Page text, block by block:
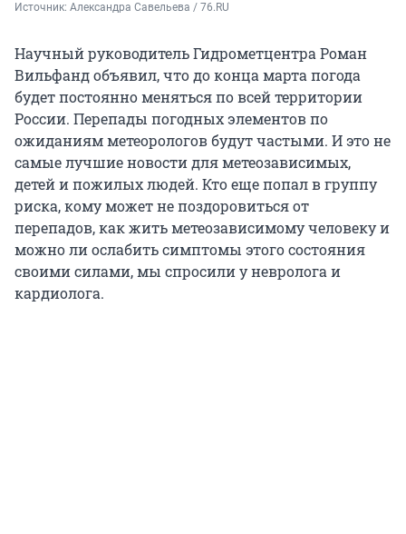
Источник: Александра Савельева / 76.RU
Научный руководитель Гидрометцентра Роман
Вильфанд объявил, что до конца марта погода
будет постоянно меняться по всей территории
России. Перепады погодных элементов по
ожиданиям метеорологов будут частыми. И это не
самые лучшие новости для метеозависимых,
детей и пожилых людей. Кто еще попал в группу
риска, кому может не поздоровиться от
перепадов, как жить метеозависимому человеку и
можно ли ослабить симптомы этого состояния
своими силами, мы спросили у невролога и
кардиолога.